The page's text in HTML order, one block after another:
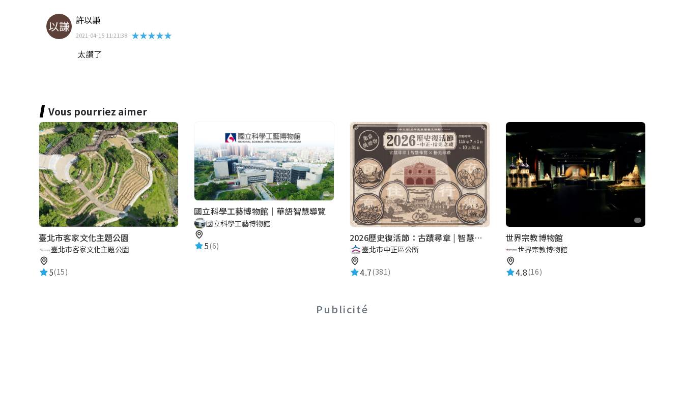
許以謙
2021-04-15 11:21:38 ★★★★★
太讚了
Vous pourriez aimer
臺北市客家文化主題公園
臺北市客家文化主題公園
5(15)
國立科學工藝博物館｜華語智慧導覽
國立科學工藝博物館
5(6)
2026歷史復活節：古蹟尋章 | 智慧導覽 × 拾光尋禮
臺北市中正區公所
4.7(381)
世界宗教博物館
世界宗教博物館
4.8(16)
Publicité